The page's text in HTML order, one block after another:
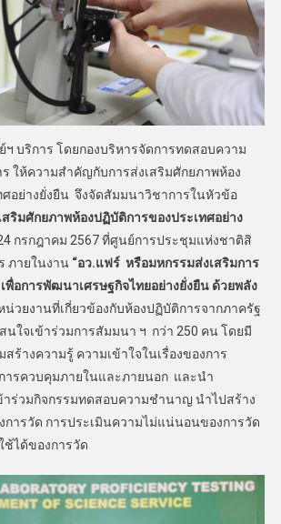
ฯ บริการ โดยกองบริหารจัดการทดสอบความ
ให้ความสำคัญกับการส่งเสริมศักยภาพห้อง
อย่างยั่งยืน จึงจัดสัมมนาวิชาการในหัวข้อ
ริมศักยภาพห้องปฏิบัติการของประเทศอย่าง
กรกฎาคม 2567 ที่ศูนย์การประชุมแห่งชาติสิ
ภายในงาน “อว.แฟร์ หรือมหกรรมส่งเสริมการ
พื่อการพัฒนาเศรษฐกิจไทยอย่างยั่งยืน ด้วยพลัง
วยงานที่เกี่ยวข้องกับห้องปฏิบัติการจากภาครัฐ
นใจเข้าร่วมการสัมมนา ฯ กว่า 250 คน โดยมี
สร้างความรู้ ความเข้าใจในเรื่องของการ
รควบคุมภายในและภายนอก และนำ
าร่วมกิจกรรมทดสอบความชำนาญ นำไปสร้าง
ารวัด การประเมินความไม่แน่นอนของการวัด
ช้ได้ของการวัด